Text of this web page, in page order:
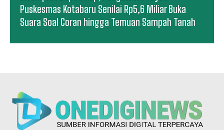
Puskesmas Kotabaru Senilai Rp5,6 Miliar Buka
Suara Soal Coran hingga Temuan Sampah Tanah